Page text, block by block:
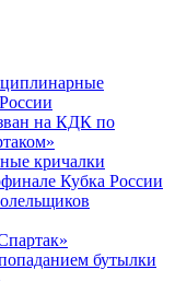
на КДК по
кричалки
Кубка России
бутылки